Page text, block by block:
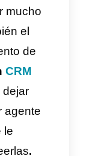
a
que
La forma
BSP de